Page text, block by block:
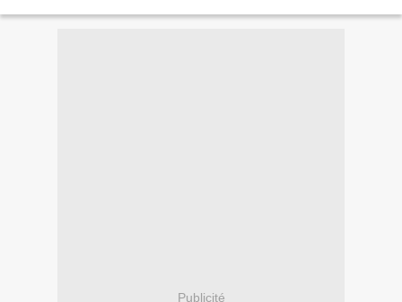
Publicité